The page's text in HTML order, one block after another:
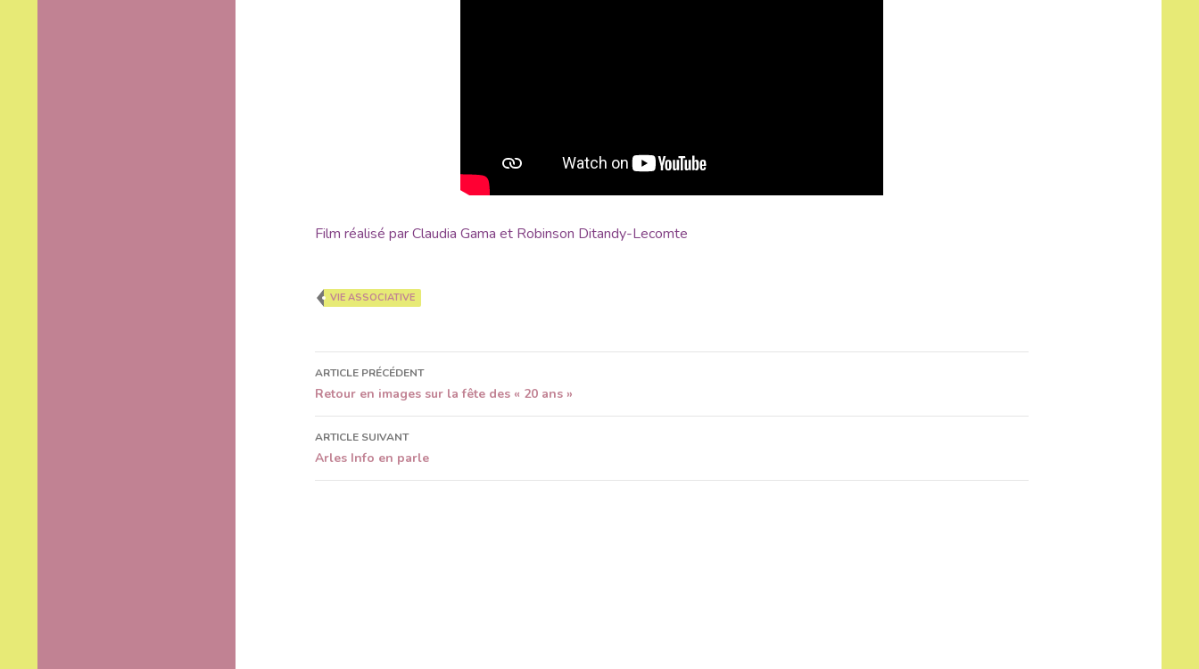
Film réalisé par Claudia Gama et Robinson Ditandy-Lecomte
VIE ASSOCIATIVE
Navigation
des
articles
ARTICLE PRÉCÉDENT
Retour en images sur la fête des « 20 ans »
ARTICLE SUIVANT
Arles Info en parle